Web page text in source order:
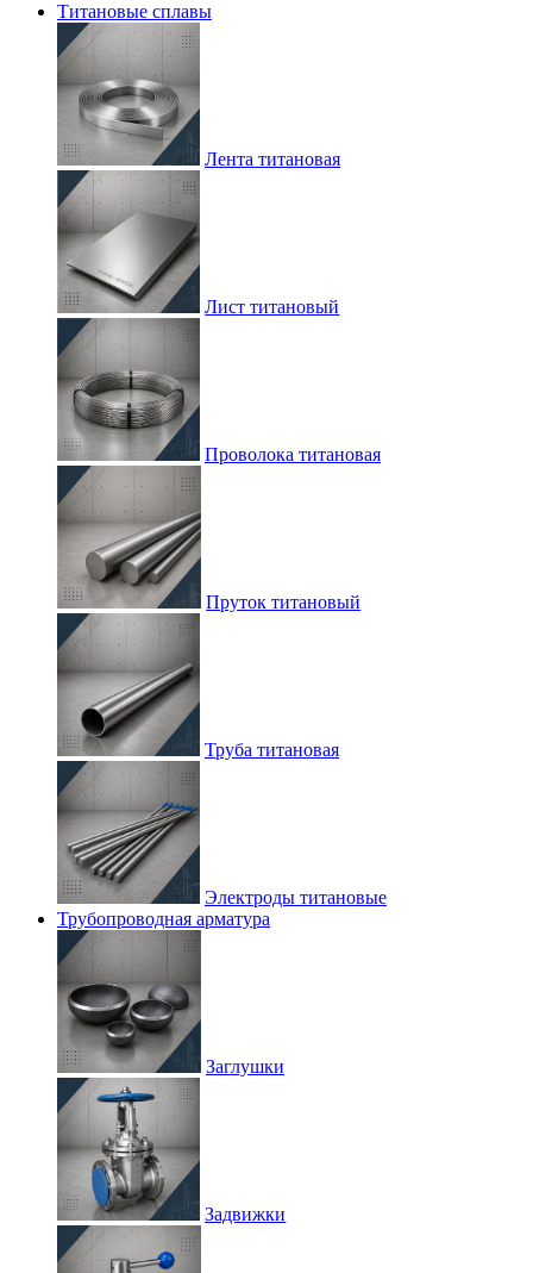
Титановые сплавы
Лента титановая
Лист титановый
Проволока титановая
Пруток титановый
Труба титановая
Электроды титановые
Трубопроводная арматура
Заглушки
Задвижки